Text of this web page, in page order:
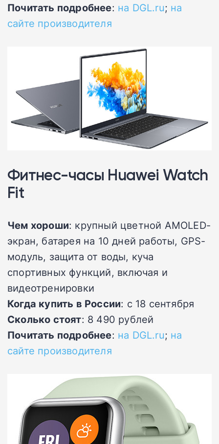
Почитать подробнее: на DGL.ru; на
сайте производителя
Фитнес-часы Huawei Watch
Fit
Чем хороши: крупный цветной AMOLED-
экран, батарея на 10 дней работы, GPS-
модуль, защита от воды, куча
спортивных функций, включая и
видеотренировки
Когда купить в России: с 18 сентября
Сколько стоят: 8 490 рублей
Почитать подробнее: на DGL.ru; на
сайте производителя